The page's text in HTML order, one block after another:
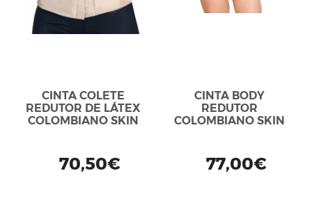
CINTA COLETE
REDUTOR DE LÁTEX
COLOMBIANO SKIN
70,50€
CINTA BODY
REDUTOR
COLOMBIANO SKIN
77,00€